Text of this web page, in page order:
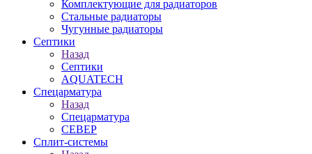
Комплектующие для радиаторов
Стальные радиаторы
Чугунные радиаторы
Септики
Назад
Септики
AQUATECH
Спецарматура
Назад
Спецарматура
СЕВЕР
Сплит-системы